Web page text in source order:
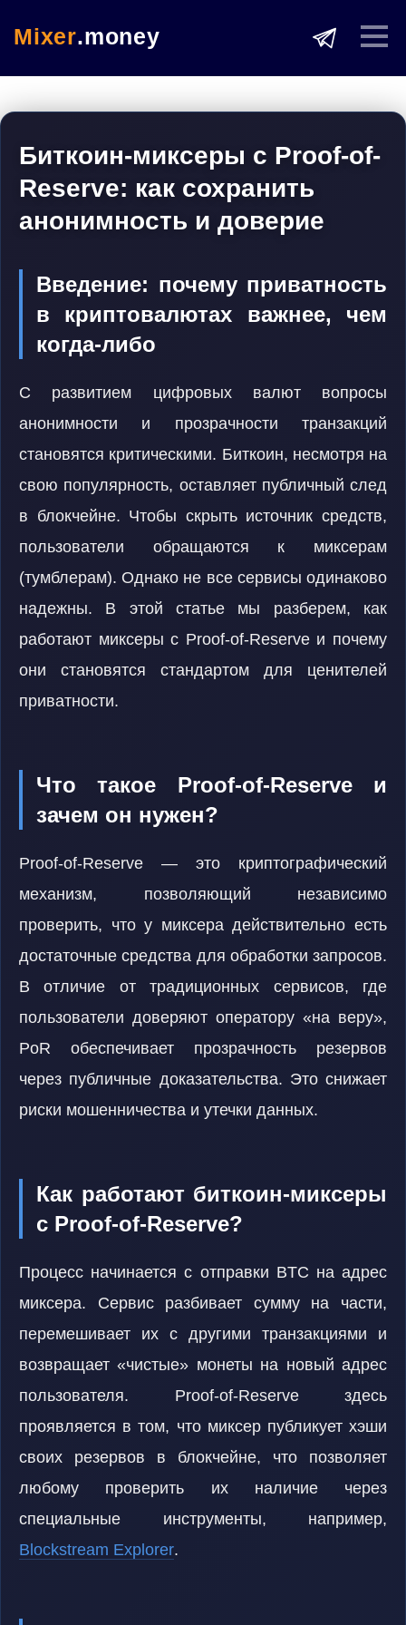
Mixer.money
Биткоин-миксеры с Proof-of-
Reserve: как сохранить
анонимность и доверие
Введение: почему приватность
в криптовалютах важнее, чем
когда-либо
С развитием цифровых валют вопросы
анонимности и прозрачности транзакций
становятся критическими. Биткоин, несмотря на
свою популярность, оставляет публичный след
в блокчейне. Чтобы скрыть источник средств,
пользователи обращаются к миксерам
(тумблерам). Однако не все сервисы одинаково
надежны. В этой статье мы разберем, как
работают миксеры с Proof-of-Reserve и почему
они становятся стандартом для ценителей
приватности.
Что такое Proof-of-Reserve и
зачем он нужен?
Proof-of-Reserve — это криптографический
механизм, позволяющий независимо
проверить, что у миксера действительно есть
достаточные средства для обработки запросов.
В отличие от традиционных сервисов, где
пользователи доверяют оператору «на веру»,
PoR обеспечивает прозрачность резервов
через публичные доказательства. Это снижает
риски мошенничества и утечки данных.
Как работают биткоин-миксеры
с Proof-of-Reserve?
Процесс начинается с отправки BTC на адрес
миксера. Сервис разбивает сумму на части,
перемешивает их с другими транзакциями и
возвращает «чистые» монеты на новый адрес
пользователя. Proof-of-Reserve здесь
проявляется в том, что миксер публикует хэши
своих резервов в блокчейне, что позволяет
любому проверить их наличие через
специальные инструменты, например,
Blockstream Explorer.